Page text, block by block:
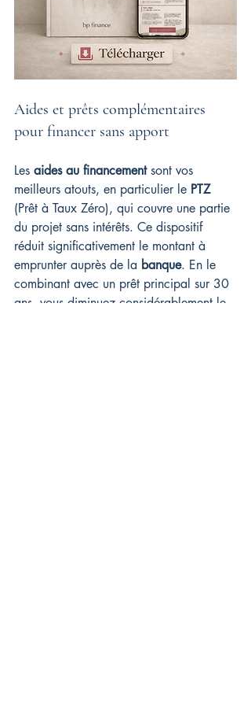
Aides et prêts complémentaires
pour financer sans apport
Les aides au financement sont vos
meilleurs atouts, en particulier le PTZ
(Prêt à Taux Zéro), qui couvre une partie
du projet sans intérêts. Ce dispositif
réduit significativement le montant à
emprunter auprès de la banque. En le
combinant avec un prêt principal sur 30
ans, vous diminuez considérablement le